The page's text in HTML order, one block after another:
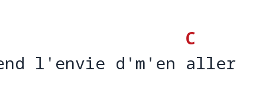
l'envie d'm'en
C
a
l'envie d'm'en aller